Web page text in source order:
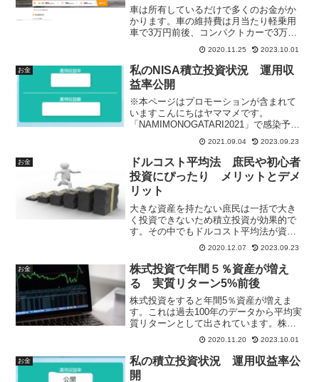
車は所有しているだけで多くのお金がか
かります。車の維持費は月当たり軽乗用
車で3万円前後、コンパクトカーで3万～4
万円、ミニバンで4万円～5万円となると
言われています。年間で50万円前後もか
かっています。10年ごとに200万円の車の
乗り換えるとすると購入費用が年間20万
円となりますので合わせて年間70万円も
かかります。ここでは具体的に車を売る
方法を実体験を元に書いてみたいと思い
ます。
2020.11.25 2023.10.01
お金
私のNISA積立投資状況 運用収
益率公開
※本ページはプロモーションが含まれて
いますこんにちはヤママメです。
「NAMIMONOGATARI2021」で感染予防
されずに開催されてしまい話題になって
いますね。今後フェスや音楽イベントの
開催はどうなってしまうのでしょうか。
若い頃は音楽イベ...
2021.09.04 2023.09.23
お金
ドルコスト平均法 庶民や初心者
投資にぴったり メリットとデメ
リット
大きな資産を持たない庶民は一括で大き
く投資できないため積立投資が効果的で
す。その中でもドルコスト平均法が資産
を持たない庶民には非常におすすめで
す。ドルコスト平均法の投資例と供にメ
リットとデメリットを書いています。
2020.12.07 2023.09.23
お金
株式投資で年間５％資産が増え
る 実質リターン5%前後
株式投資をすると年間5％資産が増えま
す。これは過去100年のデータから平均実
質リターンとして出されています。株式
投資は長期投資においては安定的なリタ
ーンを生む投資となります。
2020.11.20 2023.10.01
お金
私の積立投資状況 運用収益率公
開